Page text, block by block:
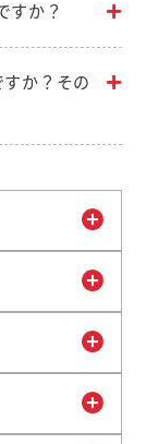
すか？
か？その